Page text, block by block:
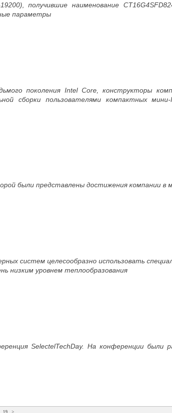
получившие наименование
параметры
поколения Intel Core, конструкторы
сборки пользователями компактных
были представлены достижения компании в
систем целесообразно использовать
низким уровнем теплообразования
SelectelTechDay. На конференции были
19 >